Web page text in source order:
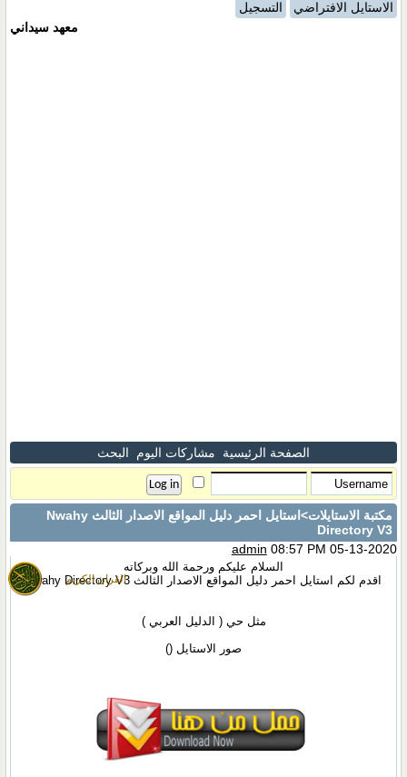
القران الكريم
الاستايل الافتراضي
التسجيل
معهد سيداني
الصفحة الرئيسية مشاركات اليوم البحث
مكتبة الاستايلات
>استايل احمر دليل المواقع الاصدار الثالث Nwahy
Directory V3
admin 08:57 PM 05-13-2020
السلام عليكم ورحمة الله وبركاته
اقدم لكم استايل احمر دليل المواقع الاصدار الثالث Nwahy Directory V3
مثل حي ( الدليل العربي )
صور الاستايل ()